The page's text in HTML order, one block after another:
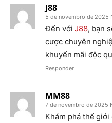
J88
5 de novembro de 2025
Đến với J88, bạn
cược chuyên
khuyến mãi độc
Responder
MM88
7 de novembro de 2025
Khám phá thế